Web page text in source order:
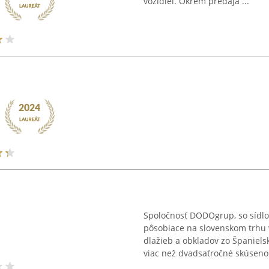
Spoločnosť DODOgrup, so
pôsobiace na slovenskom
dlažieb a obkladov zo
viac než dvadsaťročné